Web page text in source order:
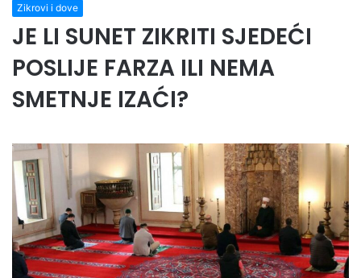
Zikrovi i dove
JE LI SUNET ZIKRITI SJEDEĆI
POSLIJE FARZA ILI NEMA
SMETNJE IZAĆI?